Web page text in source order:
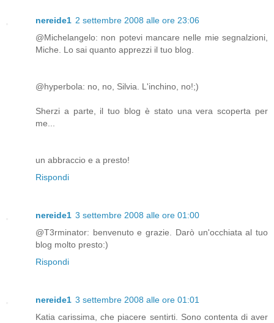
nereide1 2 settembre 2008 alle ore 23:06
@Michelangelo: non potevi mancare nelle mie segnalzioni,
Miche. Lo sai quanto apprezzi il tuo blog.
@hyperbola: no, no, Silvia. L'inchino, no!;)
Sherzi a parte, il tuo blog è stato una vera scoperta per
me...
un abbraccio e a presto!
Rispondi
nereide1 3 settembre 2008 alle ore 01:00
@T3rminator: benvenuto e grazie. Darò un'occhiata al tuo
blog molto presto:)
Rispondi
nereide1 3 settembre 2008 alle ore 01:01
Katia carissima, che piacere sentirti. Sono contenta di aver